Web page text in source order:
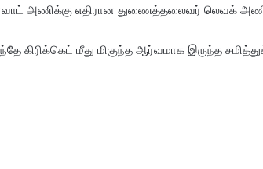
அணிக்கு எதிரான துணைத்தலைவர் லெவக் அணி
கிரிக்கெட் மீது மிகுந்த ஆர்வமாக இருந்த